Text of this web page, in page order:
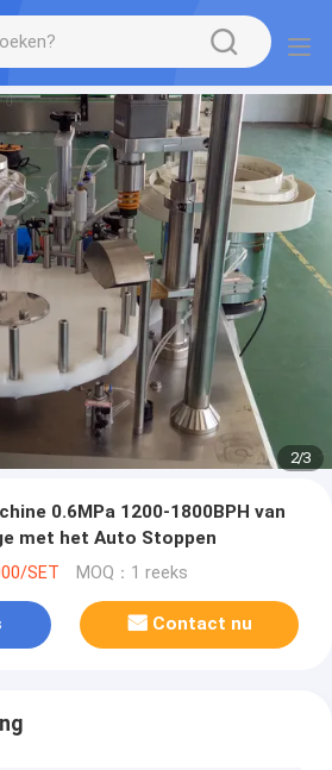
2/3
0.6MPa 1200-1800BPH van
met het Auto Stoppen
SET MOQ：1 reeks
Contact nu